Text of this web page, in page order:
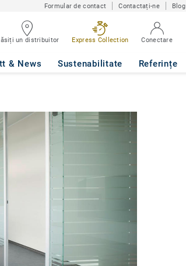
Formular de contact Contactați-ne Blog
un distribuitor Express Collection Conectare
& News Sustenabilitate Referințe